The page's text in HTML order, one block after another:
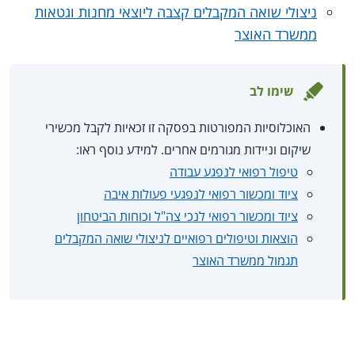
ניצולי שואה המקבלים קצבה ליוצאי מחנות וגטאות
ממשרד האוצר
שימו לב
האוכלוסיות המפורטות בפסקה זו זכאיות לקבל מכשירי
שיקום וניידות מגורמים אחרים. למידע נוסף ראו:
טיפול רפואי לנפגע עבודה
ציוד ומכשור רפואי לנפגעי פעולות איבה
ציוד ומכשור רפואי לנכי צה"ל וכוחות הביטחון
הוצאות וטיפולים רפואיים לניצולי שואה המקבלים
תגמול ממשרד האוצר